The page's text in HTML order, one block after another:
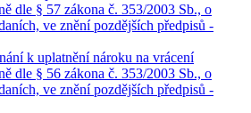
dle § 57 zákona č. 353/2003 Sb., o
ve znění pozdějších předpisů -
k uplatnění nároku na vrácení
dle § 56 zákona č. 353/2003 Sb., o
ve znění pozdějších předpisů -